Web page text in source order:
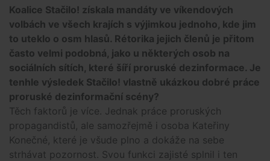
Koalice Stačilo! získala mandáty ve víkendových
volbách ve všech krajích s výjimkou jednoho, kde jim
to uteklo o osm hlasů. Rétorika jejich členů je přitom
často velmi podobná, jako u některých osob na
sociálních sítích, které šíří proruské dezinformace. Je
tenhle výsledek Stačilo! vlastně ukázkou dobré práce
proruské dezinformační scény?
Těch faktorů je více. Jednak práce proruských
propagandistů, ale samozřejmě i osoba Kateřiny
Konečné, které je všude plno a dokáže na sebe
strhávat pozornost. Svou funkci zajisté splnil i ten